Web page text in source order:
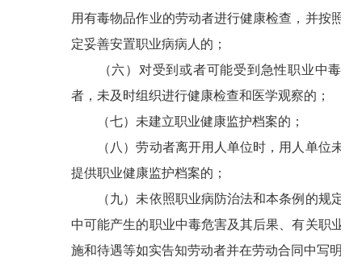
用有毒物品作业的劳动者进行健康检查，并按照国
定妥善安置职业病病人的；
（六）对受到或者可能受到急性职业中毒危
者，未及时组织进行健康检查和医学观察的；
（七）未建立职业健康监护档案的；
（八）劳动者离开用人单位时，用人单位未如
提供职业健康监护档案的；
（九）未依照职业病防治法和本条例的规定将
中可能产生的职业中毒危害及其后果、有关职业卫
施和待遇等如实告知劳动者并在劳动合同中写明的